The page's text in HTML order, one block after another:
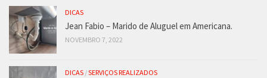
DICAS
Jean Fabio – Marido de Aluguel em Americana.
NOVEMBRO 7, 2022
DICAS /SERVIÇOS REALIZADOS